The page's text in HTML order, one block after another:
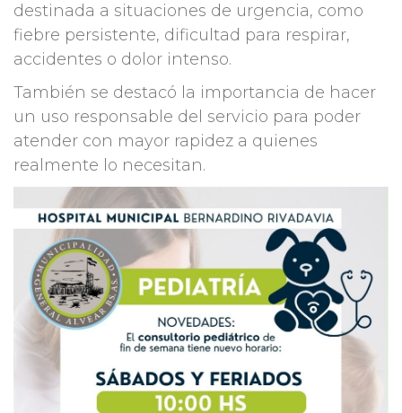
destinada a situaciones de urgencia, como
fiebre persistente, dificultad para respirar,
accidentes o dolor intenso.
También se destacó la importancia de hacer
un uso responsable del servicio para poder
atender con mayor rapidez a quienes
realmente lo necesitan.